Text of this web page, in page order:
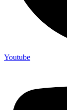
Youtube